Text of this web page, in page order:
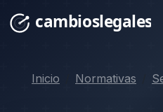
Inicio Normativas